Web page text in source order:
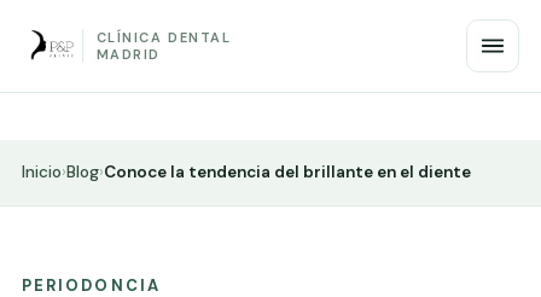
CLÍNICA DENTAL
MADRID
Inicio›Blog›Conoce la tendencia del brillante en el diente
PERIODONCIA